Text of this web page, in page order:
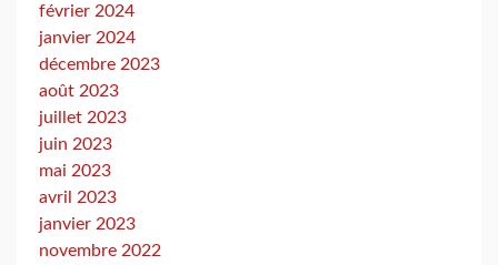
février 2024
janvier 2024
décembre 2023
août 2023
juillet 2023
juin 2023
mai 2023
avril 2023
janvier 2023
novembre 2022